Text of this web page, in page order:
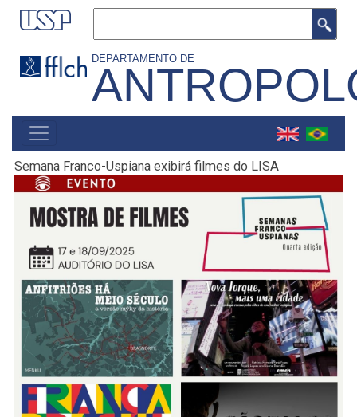
Pular
para
conteúdo
DEPARTAMENTO DE
MAIN
NAVIGATION
Semana Franco-Uspiana exibirá filmes do LISA